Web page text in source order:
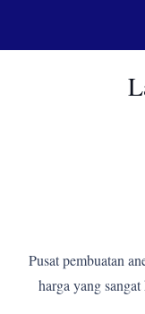
Pusat pembuatan
harga yang